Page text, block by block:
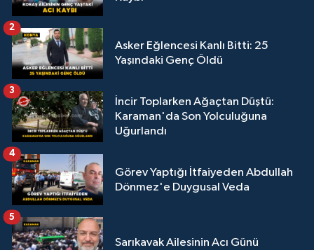
Asker Eğlencesi Kanlı Bitti: 25
Yaşındaki Genç Öldü
2
İncir Toplarken Ağaçtan Düştü:
Karaman'da Son Yolculuğuna
Uğurlandı
3
Görev Yaptığı İtfaiyeden Abdullah
Dönmez'e Duygusal Veda
4
Sarıkavak Ailesinin Acı Günü
5